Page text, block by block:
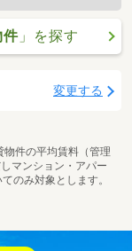
件 」を探す
変更する
件の平均賃料（管理
マンション・アパー
のみ対象とします。